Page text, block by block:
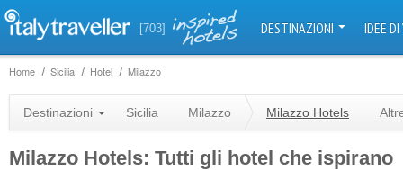
[703] DESTINAZIONI IDEE
Home Sicilia Hotel Milazzo
Destinazioni Sicilia Milazzo Milazzo Hotels
Milazzo Hotels: Tutti gli hotel che ispirano